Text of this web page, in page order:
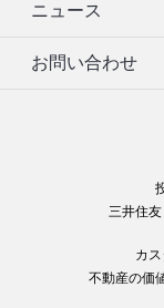
ニュース
お問い合わせ
三井住
カ
不動産の価